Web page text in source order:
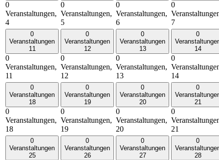
0
Veranstaltungen,
4
0
Veranstaltungen,
5
0
Veranstaltungen,
6
0
7
0
Veranstaltungen
11
0
Veranstaltungen,
11
0
Veranstaltungen
12
0
Veranstaltungen,
12
0
Veranstaltungen
13
0
Veranstaltungen,
13
0
14
0
14
0
Veranstaltungen
18
0
Veranstaltungen,
18
0
Veranstaltungen
19
0
Veranstaltungen,
19
0
Veranstaltungen
20
0
Veranstaltungen,
20
0
21
0
21
0
Veranstaltungen
25
0
Veranstaltungen
26
0
Veranstaltungen
27
0
28